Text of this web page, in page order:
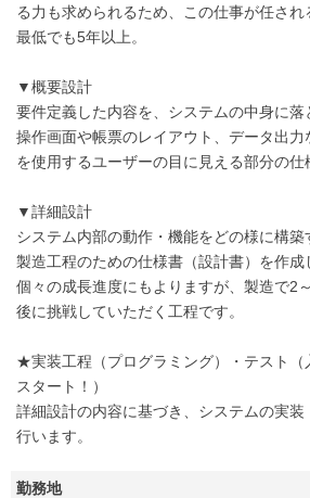
る力も求められるため、この仕事が任さ
最低でも5年以上。
▼概要設計
要件定義した内容を、システムの中身に落
操作画面や帳票のレイアウト、データ出力
を使用するユーザーの目に見える部分の仕
▼詳細設計
システム内部の動作・機能をどの様に構
製造工程のための仕様書（設計書）を作成
個々の成長進度にもよりますが、製造で2
後に挑戦していただく工程です。
★実装工程（プログラミング）・テスト（
スタート！）
詳細設計の内容に基づき、システムの実
行います。
勤務地